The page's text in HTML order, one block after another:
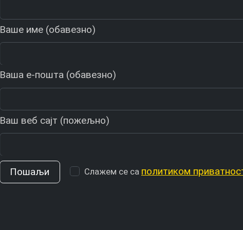
Ваше име (обавезно)
Ваша е-пошта (обавезно)
Ваш веб сајт (пожељно)
Слажем се са политиком